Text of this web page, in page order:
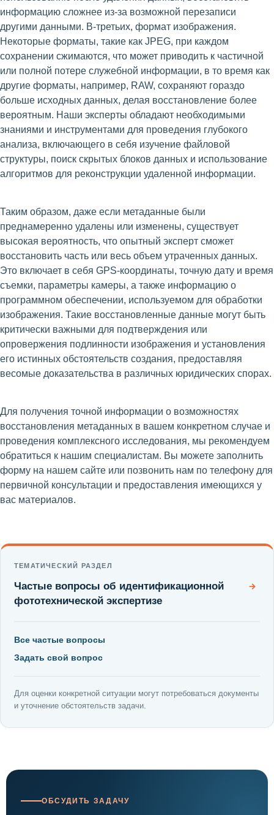
информацию сложнее из-за возможной перезаписи
другими данными. В-третьих, формат изображения.
Некоторые форматы, такие как JPEG, при каждом
сохранении сжимаются, что может приводить к частичной
или полной потере служебной информации, в то время как
другие форматы, например, RAW, сохраняют гораздо
больше исходных данных, делая восстановление более
вероятным. Наши эксперты обладают необходимыми
знаниями и инструментами для проведения глубокого
анализа, включающего в себя изучение файловой
структуры, поиск скрытых блоков данных и использование
алгоритмов для реконструкции удаленной информации.
Таким образом, даже если метаданные были
преднамеренно удалены или изменены, существует
высокая вероятность, что опытный эксперт сможет
восстановить часть или весь объем утраченных данных.
Это включает в себя GPS-координаты, точную дату и время
съемки, параметры камеры, а также информацию о
программном обеспечении, используемом для обработки
изображения. Такие восстановленные данные могут быть
критически важными для подтверждения или
опровержения подлинности изображения и установления
его истинных обстоятельств создания, предоставляя
весомые доказательства в различных юридических спорах.
Для получения точной информации о возможностях
восстановления метаданных в вашем конкретном случае и
проведения комплексного исследования, мы рекомендуем
обратиться к нашим специалистам. Вы можете заполнить
форму на нашем сайте или позвонить нам по телефону для
первичной консультации и предоставления имеющихся у
вас материалов.
ТЕМАТИЧЕСКИЙ РАЗДЕЛ
Частые вопросы об идентификационной
фототехнической экспертизе
→
Все частые вопросы
Задать свой вопрос
Для оценки конкретной ситуации могут потребоваться документы
и уточнение обстоятельств задачи.
ОБСУДИТЬ ЗАДАЧУ